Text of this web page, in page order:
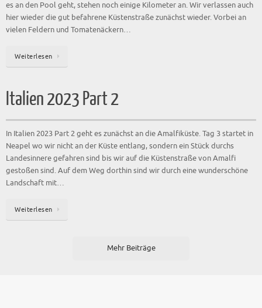
es an den Pool geht, stehen noch einige Kilometer an. Wir verlassen auch
hier wieder die gut befahrene Küstenstraße zunächst wieder. Vorbei an
vielen Feldern und Tomatenäckern…
Weiterlesen
Italien 2023 Part 2
In Italien 2023 Part 2 geht es zunächst an die Amalfiküste. Tag 3 startet in
Neapel wo wir nicht an der Küste entlang, sondern ein Stück durchs
Landesinnere gefahren sind bis wir auf die Küstenstraße von Amalfi
gestoßen sind. Auf dem Weg dorthin sind wir durch eine wunderschöne
Landschaft mit…
Weiterlesen
Mehr Beiträge